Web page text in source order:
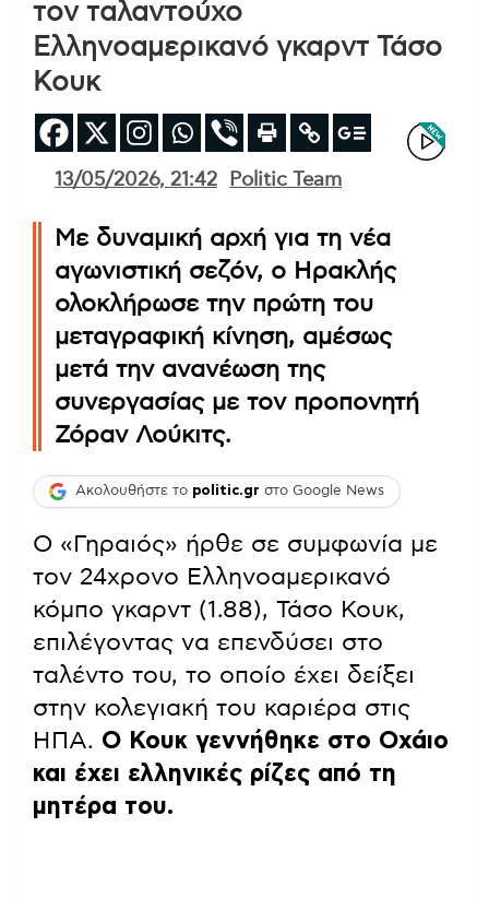
τον ταλαντούχο
Ελληνοαμερικανό γκαρντ Τάσο
Κουκ
13/05/2026, 21:42 Politic Team
Με δυναμική αρχή για τη νέα
αγωνιστική σεζόν, ο Ηρακλής
ολοκλήρωσε την πρώτη του
μεταγραφική κίνηση, αμέσως
μετά την ανανέωση της
συνεργασίας με τον προπονητή
Ζόραν Λούκιτς.
Ακολουθήστε το politic.gr στο Google News
Ο «Γηραιός» ήρθε σε συμφωνία με
τον 24χρονο Ελληνοαμερικανό
κόμπο γκαρντ (1.88), Τάσο Κουκ,
επιλέγοντας να επενδύσει στο
ταλέντο του, το οποίο έχει δείξει
στην κολεγιακή του καριέρα στις
ΗΠΑ. Ο Κουκ γεννήθηκε στο Οχάιο
και έχει ελληνικές ρίζες από τη
μητέρα του.